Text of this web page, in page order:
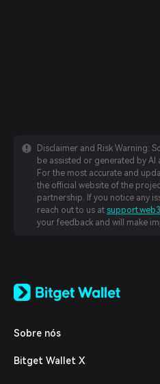
Disclaimer and Risk Warning:
be assisted or generated by
For the most accurate and
the official website of the
partnership. If you notice any
reach out to us at
your feedback and will make
日本語
Español (Latinoamérica)
Italiano
Sobre nós
Bitget Wallet X